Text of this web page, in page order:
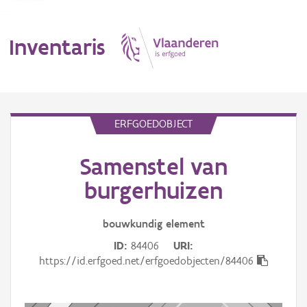
Inventaris
Aanduidingsobject
ERFGOEDOBJECT
Samenstel van
burgerhuizen
bouwkundig element
ID 84406
URI
https://id.erfgoed.net/erfgoedobjecten/84406